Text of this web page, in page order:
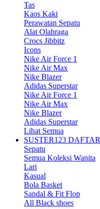
Tas
Kaos Kaki
Perawatan Sepatu
Alat Olahraga
Crocs Jibbitz
Icons
Nike Air Force 1
Nike Air Max
Nike Blazer
Adidas Superstar
Nike Air Force 1
Nike Air Max
Nike Blazer
Adidas Superstar
Lihat Semua
SUSTER123 DAFTAR
Sepatu
Semua Koleksi Wanita
Lari
Kasual
Bola Basket
Sandal & Fit Flop
All Black shoes